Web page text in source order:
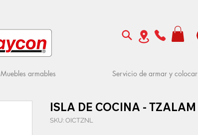
Muebles armables Servicio de armar y colocar
ISLA DE COCINA - TZALAM
SKU: OICTZNL